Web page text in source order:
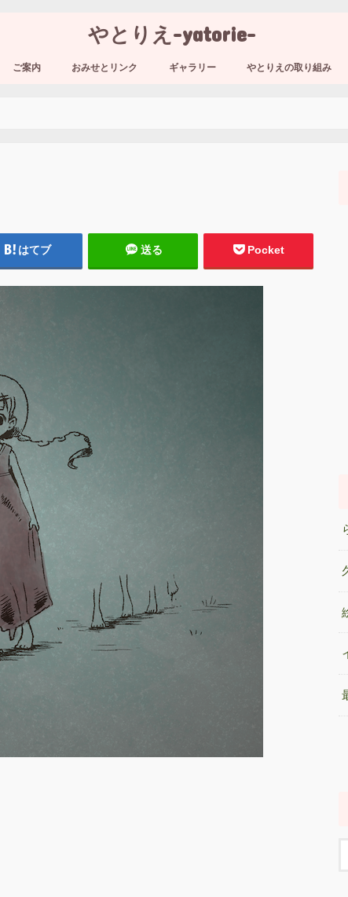
やとりえ-yatorie-
ご案内 おみせとリンク ギャラリー やとりえの取り組み
はてブ 送る Pocket